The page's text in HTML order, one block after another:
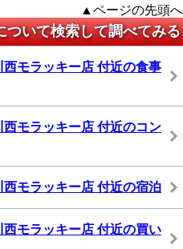
▲ページの先頭へ
ついて検索して調べてみる
モラッキー店 付近の食事
モラッキー店 付近のコン
モラッキー店 付近の宿泊
モラッキー店 付近の買い